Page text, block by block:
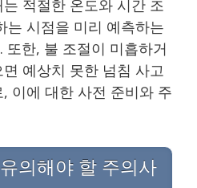
적절한 온도와 시간 조
는 시점을 미리 예측하는
또한, 불 조절이 미흡하거
예상치 못한 넘침 사고
이에 대한 사전 준비와 주
의해야 할 주의사